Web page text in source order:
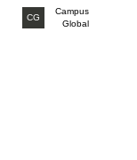
CG
Campus
Global